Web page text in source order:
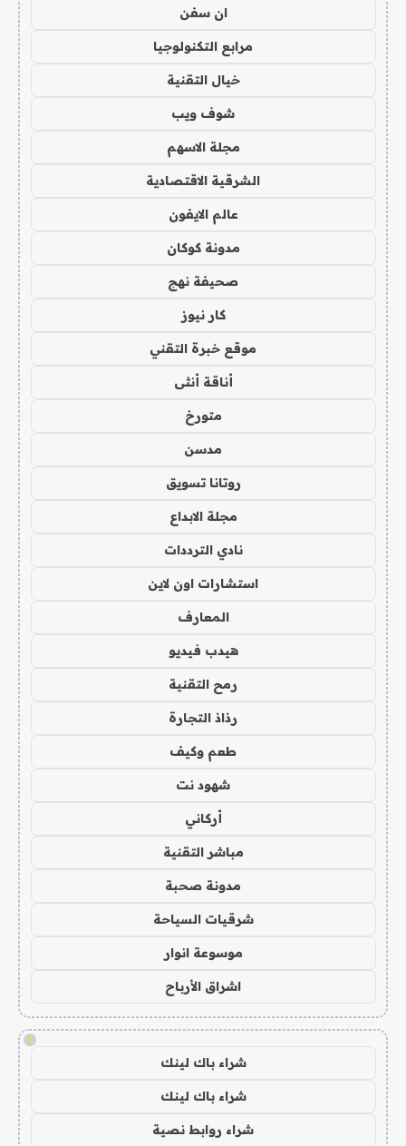
ان سفن
مرابع التكنولوجيا
خيال التقنية
شوف ويب
مجلة الاسهم
الشرقية الاقتصادية
عالم الايفون
مدونة كوكان
صحيفة نهج
كار نيوز
موقع خبرة التقني
أناقة أنثى
متورخ
مدسن
روتانا تسويق
مجلة الابداع
نادي الترددات
استشارات اون لاين
المعارف
هيدب فيديو
رمح التقنية
رذاذ التجارة
طعم وكيف
شهود نت
أركاني
مباشر التقنية
مدونة صحبة
شرقيات السياحة
موسوعة انوار
اشراق الأرباح
!
شراء باك لينك
شراء باك لينك
شراء روابط نصية